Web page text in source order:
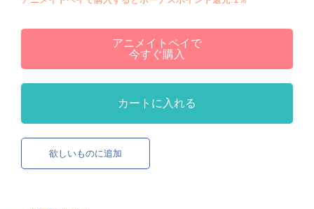
アニメイトペイで
今すぐ購入
カートに入れる
欲しいものに追加